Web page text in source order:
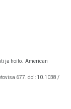
ja hoito. American
677. doi: 10.1038 /